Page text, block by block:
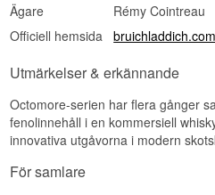
Ägare
Rémy Cointreau
Officiell hemsida
bruichladdich.com
Utmärkelser & erkännande
Octomore-serien har flera gånger
fenolinnehåll i en kommersiell
innovativa utgåvorna i modern
För samlare